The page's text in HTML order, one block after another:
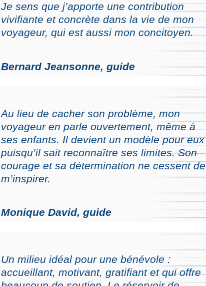
Je sens que j’apporte une contribution
vivifiante et concrète dans la vie de mon
voyageur, qui est aussi mon concitoyen.
Bernard Jeansonne, guide
Au lieu de cacher son problème, mon
voyageur en parle ouvertement, même à
ses enfants. Il devient un modèle pour eux
puisqu’il sait reconnaître ses limites. Son
courage et sa détermination ne cessent de
m’inspirer.
Monique David, guide
Un milieu idéal pour une bénévole :
accueillant, motivant, gratifiant et qui offre